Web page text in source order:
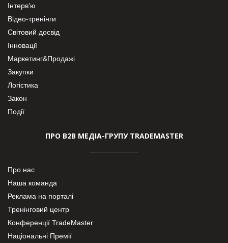
Інтерв’ю
Відео-тренінги
Світовий досвід
Інновації
Маркетинг&Продажі
Закупки
Логістика
Закон
Події
ПРО В2В МЕДІА-ГРУПУ TRADEMASTER
Про нас
Наша команда
Реклама на порталі
Тренінговий центр
Конференції TradeMaster
Національні Премії